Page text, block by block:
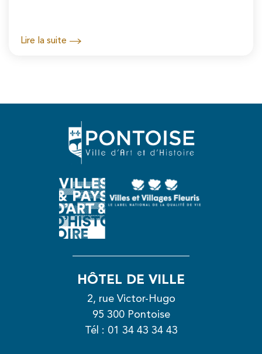
Lire la suite
HÔTEL DE VILLE
2, rue Victor-Hugo
95 300 Pontoise
Tél : 01 34 43 34 43